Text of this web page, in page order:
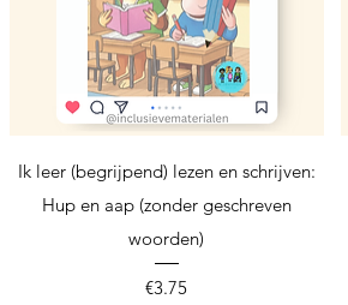
Snel overzicht
Ik leer (begrijpend) lezen en schrijven:
Hup en aap (zonder geschreven
woorden)
Prijs
€3.75